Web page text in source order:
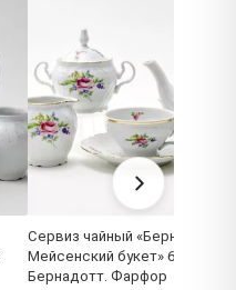
Сервиз чайный «Бернадотт
Мейсенский букет» 6/17
Бернадотт. Фарфор